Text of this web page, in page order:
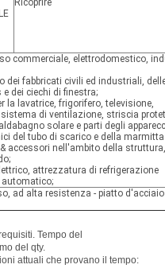
Ricoprire
commerciale, elettrodomestico,
dei fabbricati civili ed industriali,
dei ciechi di finestra;
la lavatrice, frigorifero, televisione,
di ventilazione, striscia
solare e parti degli
del tubo di scarico e della marmitta
accessori nell'ambito della struttura,
attrezzatura di refrigerazione
ad alta resistenza - piatto d'acciaio
Tempo del
del qty.
attuali che provano il tempo: